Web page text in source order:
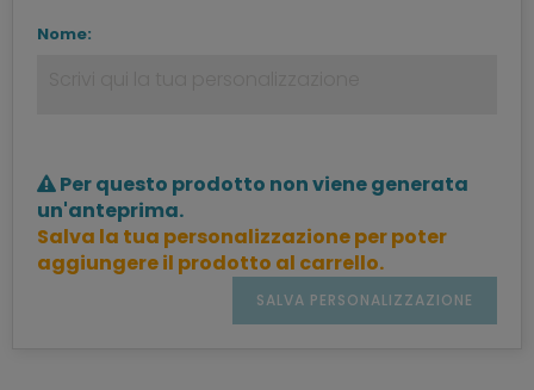
Nome:
Per questo prodotto non viene generata
un'anteprima.
Salva la tua personalizzazione per poter
aggiungere il prodotto al carrello.
SALVA PERSONALIZZAZIONE